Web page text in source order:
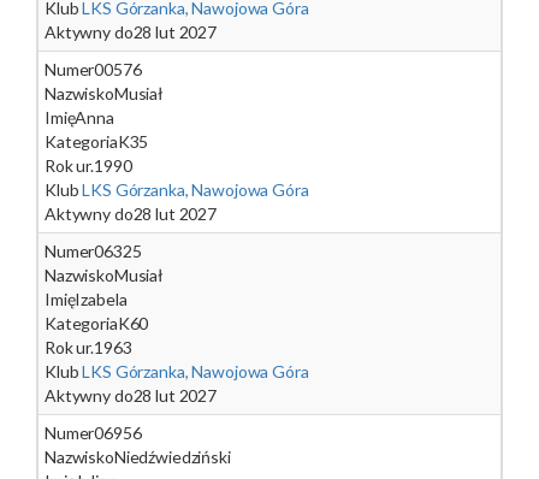
KlubLKS Górzanka, Nawojowa Góra
Aktywny do28 lut 2027
Numer00576
NazwiskoMusiał
ImięAnna
KategoriaK35
Rok ur.1990
KlubLKS Górzanka, Nawojowa Góra
Aktywny do28 lut 2027
Numer06325
NazwiskoMusiał
ImięIzabela
KategoriaK60
Rok ur.1963
KlubLKS Górzanka, Nawojowa Góra
Aktywny do28 lut 2027
Numer06956
NazwiskoNiedźwiedziński